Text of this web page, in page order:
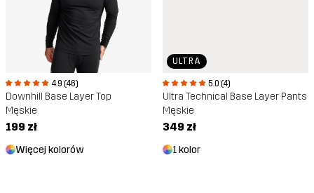
4.9 (46)
Downhill Base Layer Top
Męskie
199 zł
Więcej kolorów
ULTRA
5.0 (4)
Ultra Technical Base Layer Pants
Męskie
349 zł
1 kolor